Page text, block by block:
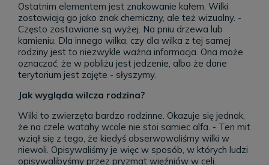
Ostatnim elementem jest znakowanie kałem. Wilki
zostawiają go jako znak chemiczny, ale też wizualny. -
Często zostawiane są wyżej. Na pniu drzewa lub
kamieniu. Dla innego wilka, czy dla wilka z tej samej
rodziny jest to niezwykle ważna informacja. Ona może
oznaczać, że w pobliżu jest jedzenie, albo że dane
terytorium jest zajęte - słyszymy.
Jak wygląda wilcza rodzina?
Wilki to zwierzęta bardzo rodzinne. Okazuje się jednak,
że na czele watahy wcale nie stoi samiec alfa. - Ten mit
wziął się z tego, że kiedyś obserwowaliśmy wilki w
niewoli. Opisywaliśmy je więc w sposób, w których ludzi
opisywalibyśmy przez pryzmat więźniów w celi.